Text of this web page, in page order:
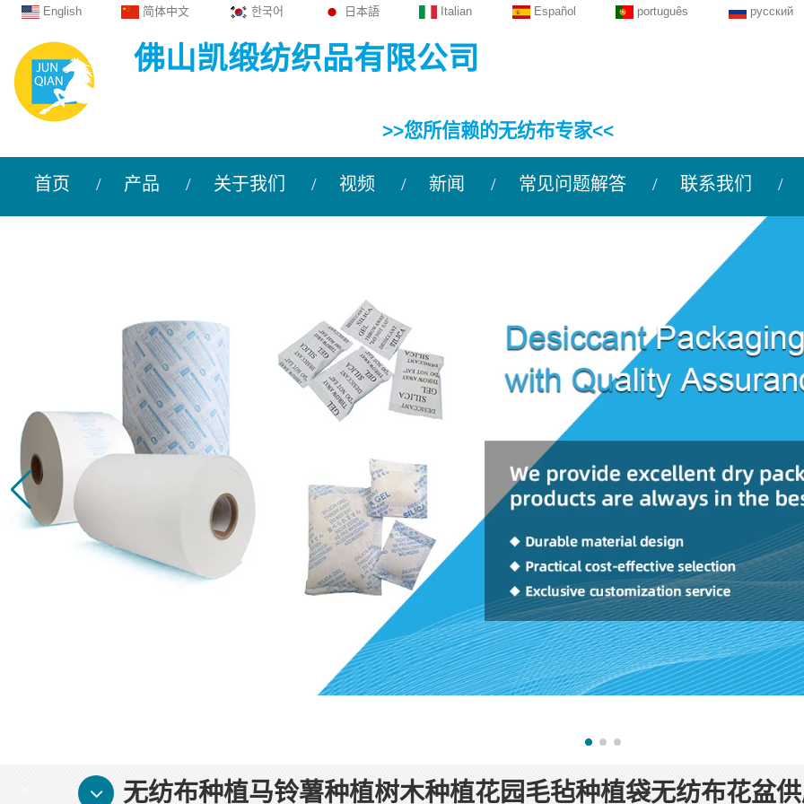
English 简体中文 한국어 日本語 Italian Español português русский
佛山凯缎纺织品有限公司
>>您所信赖的无纺布专家<<
首页 产品 关于我们 视频 新闻 常见问题解答 联系我们
无纺布种植马铃薯种植树木种植花园毛毡种植袋无纺布花盆